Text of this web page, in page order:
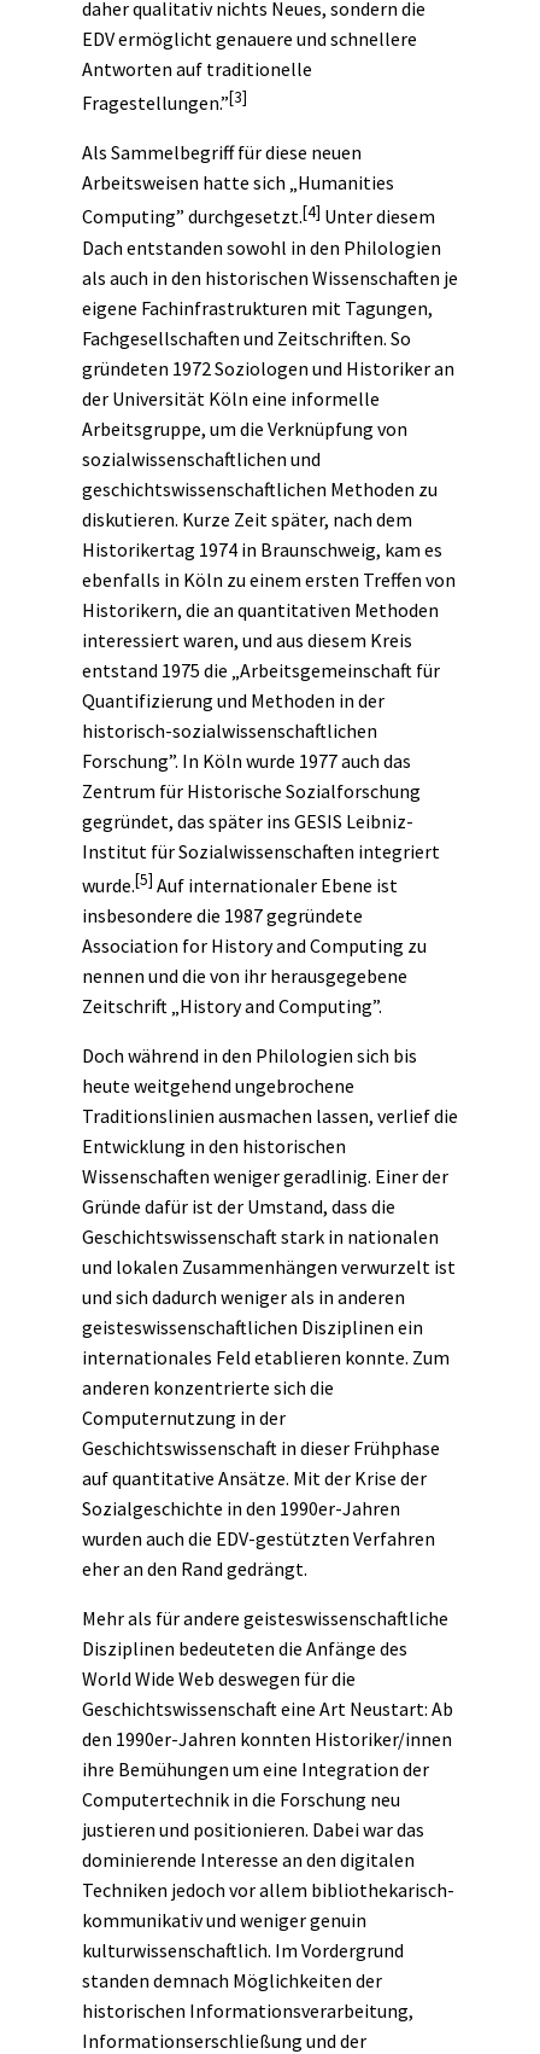
daher qualitativ nichts Neues, sondern die
EDV ermöglicht genauere und schnellere
Antworten auf traditionelle
Fragestellungen.”[3]
Als Sammelbegriff für diese neuen
Arbeitsweisen hatte sich „Humanities
Computing” durchgesetzt.[4] Unter diesem
Dach entstanden sowohl in den Philologien
als auch in den historischen Wissenschaften je
eigene Fachinfrastrukturen mit Tagungen,
Fachgesellschaften und Zeitschriften. So
gründeten 1972 Soziologen und Historiker an
der Universität Köln eine informelle
Arbeitsgruppe, um die Verknüpfung von
sozialwissenschaftlichen und
geschichtswissenschaftlichen Methoden zu
diskutieren. Kurze Zeit später, nach dem
Historikertag 1974 in Braunschweig, kam es
ebenfalls in Köln zu einem ersten Treffen von
Historikern, die an quantitativen Methoden
interessiert waren, und aus diesem Kreis
entstand 1975 die „Arbeitsgemeinschaft für
Quantifizierung und Methoden in der
historisch-sozialwissenschaftlichen
Forschung”. In Köln wurde 1977 auch das
Zentrum für Historische Sozialforschung
gegründet, das später ins GESIS Leibniz-
Institut für Sozialwissenschaften integriert
wurde.[5] Auf internationaler Ebene ist
insbesondere die 1987 gegründete
Association for History and Computing zu
nennen und die von ihr herausgegebene
Zeitschrift „History and Computing”.
Doch während in den Philologien sich bis
heute weitgehend ungebrochene
Traditionslinien ausmachen lassen, verlief die
Entwicklung in den historischen
Wissenschaften weniger geradlinig. Einer der
Gründe dafür ist der Umstand, dass die
Geschichtswissenschaft stark in nationalen
und lokalen Zusammenhängen verwurzelt ist
und sich dadurch weniger als in anderen
geisteswissenschaftlichen Disziplinen ein
internationales Feld etablieren konnte. Zum
anderen konzentrierte sich die
Computernutzung in der
Geschichtswissenschaft in dieser Frühphase
auf quantitative Ansätze. Mit der Krise der
Sozialgeschichte in den 1990er-Jahren
wurden auch die EDV-gestützten Verfahren
eher an den Rand gedrängt.
Mehr als für andere geisteswissenschaftliche
Disziplinen bedeuteten die Anfänge des
World Wide Web deswegen für die
Geschichtswissenschaft eine Art Neustart: Ab
den 1990er-Jahren konnten Historiker/innen
ihre Bemühungen um eine Integration der
Computertechnik in die Forschung neu
justieren und positionieren. Dabei war das
dominierende Interesse an den digitalen
Techniken jedoch vor allem bibliothekarisch-
kommunikativ und weniger genuin
kulturwissenschaftlich. Im Vordergrund
standen demnach Möglichkeiten der
historischen Informationsverarbeitung,
Informationserschließung und der